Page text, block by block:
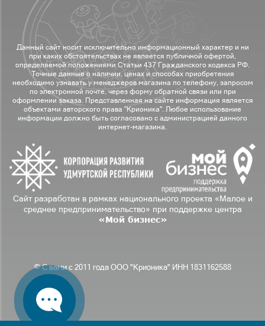
Данный сайт носит исключительно информационный характер и ни
при каких обстоятельствах не является публичной офертой,
определяемой положениями Статьи 437 Гражданского кодекса РФ.
Точные данные о наличии, ценах и способах приобретения
необходимо узнавать у менеджеров магазина по телефону, запросом
по электронной почте, через форму обратной связи или при
оформлении заказа. Представленная на сайте информация является
объектами авторского права "Крионика". Любое использование
информации должно быть согласовано с администрацией данного
интернет-магазина.
Сайт разработан в рамках национального проекта «Малое и
среднее предпринимательство» при поддержке центра
«Мой бизнес»
© С вами с 2011 года ООО "Крионика" ИНН 1831162588